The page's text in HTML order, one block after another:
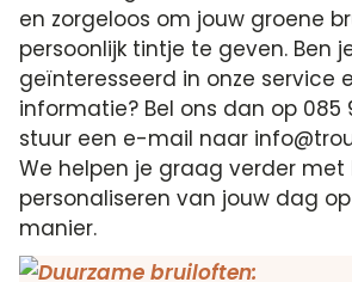
en zorgeloos om jouw groene
persoonlijk tintje te geven. Ben
geïnteresseerd in onze service
informatie? Bel ons dan op 085
stuur een e-mail naar
We helpen je graag verder met
personaliseren van jouw dag
manier.